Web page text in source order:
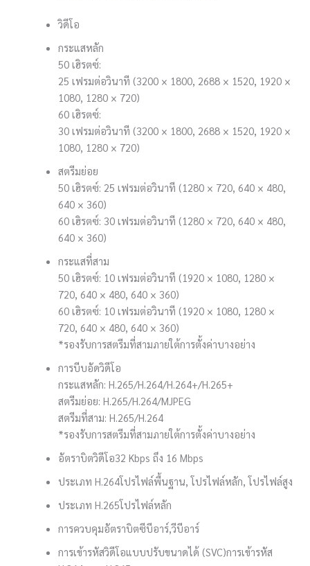
วิดีโอ
กระแสหลัก
50 เฮิรตซ์:
25 เฟรมต่อวินาที (3200 × 1800, 2688 × 1520, 1920 ×
1080, 1280 × 720)
60 เฮิรตซ์:
30 เฟรมต่อวินาที (3200 × 1800, 2688 × 1520, 1920 ×
1080, 1280 × 720)
สตรีมย่อย
50 เฮิรตซ์: 25 เฟรมต่อวินาที (1280 × 720, 640 × 480,
640 × 360)
60 เฮิรตซ์: 30 เฟรมต่อวินาที (1280 × 720, 640 × 480,
640 × 360)
กระแสที่สาม
50 เฮิรตซ์: 10 เฟรมต่อวินาที (1920 × 1080, 1280 ×
720, 640 × 480, 640 × 360)
60 เฮิรตซ์: 10 เฟรมต่อวินาที (1920 × 1080, 1280 ×
720, 640 × 480, 640 × 360)
*รองรับการสตรีมที่สามภายใต้การตั้งค่าบางอย่าง
การบีบอัดวิดีโอ
กระแสหลัก: H.265/H.264/H.264+/H.265+
สตรีมย่อย: H.265/H.264/MJPEG
สตรีมที่สาม: H.265/H.264
*รองรับการสตรีมที่สามภายใต้การตั้งค่าบางอย่าง
อัตราบิตวิดีโอ32 Kbps ถึง 16 Mbps
ประเภท H.264โปรไฟล์พื้นฐาน, โปรไฟล์หลัก, โปรไฟล์สูง
ประเภท H.265โปรไฟล์หลัก
การควบคุมอัตราบิตซีบีอาร์,วีบีอาร์
การเข้ารหัสวิดีโอแบบปรับขนาดได้ (SVC)การเข้ารหัส